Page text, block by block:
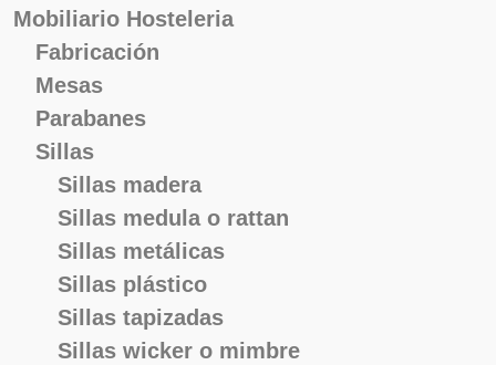
Mobiliario Hosteleria
Fabricación
Mesas
Parabanes
Sillas
Sillas madera
Sillas medula o rattan
Sillas metálicas
Sillas plástico
Sillas tapizadas
Sillas wicker o mimbre